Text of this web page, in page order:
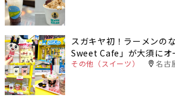
スガキヤ初！ラーメンの
Sweet Cafe」が大須にオ
その他（スイーツ） 名古